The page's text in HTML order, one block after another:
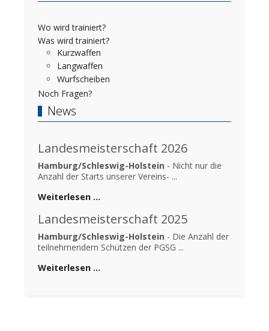
Wo wird trainiert?
Was wird trainiert?
Kurzwaffen
Langwaffen
Wurfscheiben
Noch Fragen?
News
Landesmeisterschaft 2026
Hamburg/Schleswig-Holstein - Nicht nur die
Anzahl der Starts unserer Vereins- ...
Weiterlesen …
Landesmeisterschaft 2025
Hamburg/Schleswig-Holstein - Die Anzahl der
teilnehmendern Schützen der PGSG ...
Weiterlesen …